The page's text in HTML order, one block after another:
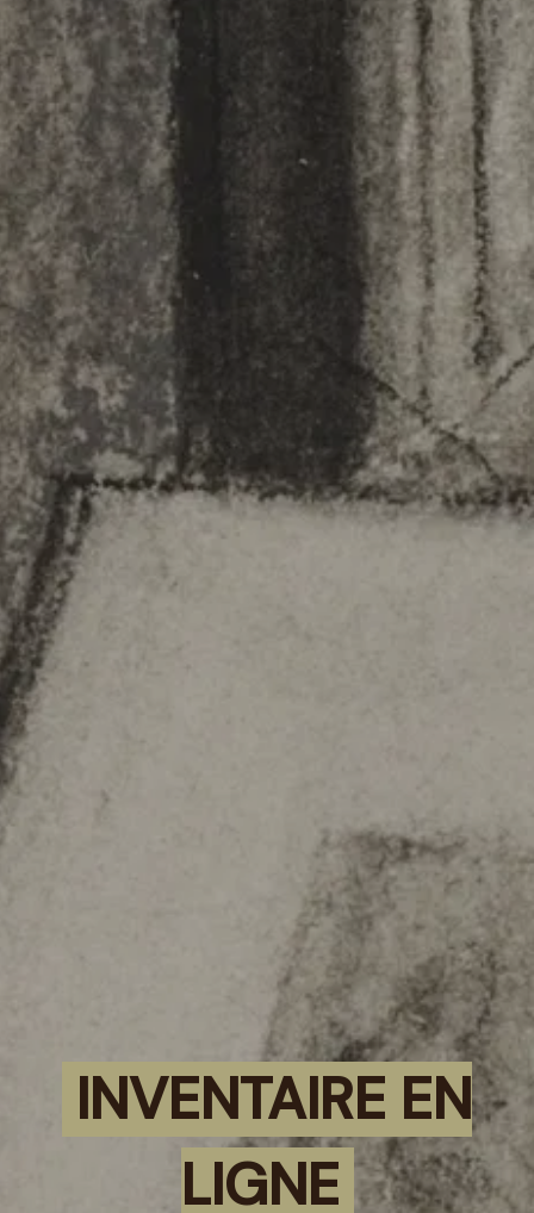
INVENTAIRE EN
LIGNE